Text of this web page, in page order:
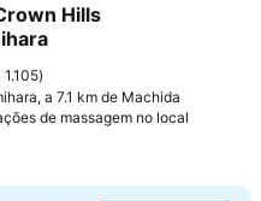
aos favoritos
Hills
1.105
a 7.1 km de Machida
de massagem no local